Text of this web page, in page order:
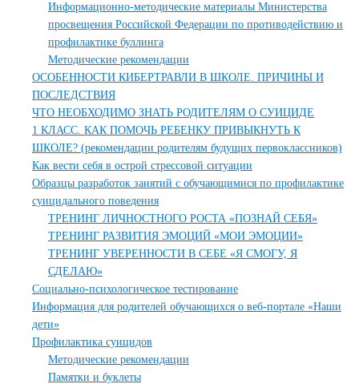
Информационно-методические материалы Министерства
просвещения Российской Федерации по противодействию и
профилактике буллинга
Методические рекомендации
ОСОБЕННОСТИ КИБЕРТРАВЛИ В ШКОЛЕ. ПРИЧИНЫ И
ПОСЛЕДСТВИЯ
ЧТО НЕОБХОДИМО ЗНАТЬ РОДИТЕЛЯМ О СУИЦИДЕ
1 КЛАСС. КАК ПОМОЧЬ РЕБЕНКУ ПРИВЫКНУТЬ К
ШКОЛЕ? (рекомендации родителям будущих первоклассников)
Как вести себя в острой стрессовой ситуации
Образцы разработок занятий с обучающимися по профилактике
суицидального поведения
ТРЕНИНГ ЛИЧНОСТНОГО РОСТА «ПОЗНАЙ СЕБЯ»
ТРЕНИНГ РАЗВИТИЯ ЭМОЦИЙ «МОИ ЭМОЦИИ»
ТРЕНИНГ УВЕРЕННОСТИ В СЕБЕ «Я СМОГУ, Я
СДЕЛАЮ»
Социально-психологическое тестирование
Информация для родителей обучающихся о веб-портале «Наши
дети»
Профилактика суицидов
Методические рекомендации
Памятки и буклеты